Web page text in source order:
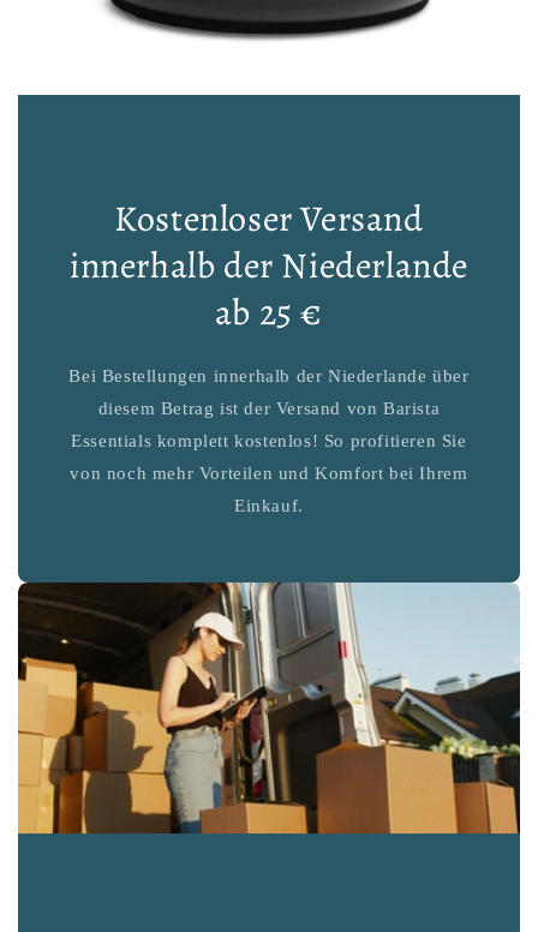
Kostenloser Versand
innerhalb der Niederlande
ab 25 €
Bei Bestellungen innerhalb der Niederlande über
diesem Betrag ist der Versand von Barista
Essentials komplett kostenlos! So profitieren Sie
von noch mehr Vorteilen und Komfort bei Ihrem
Einkauf.